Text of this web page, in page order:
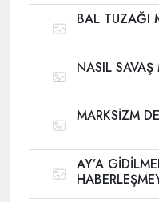
BAL TUZAĞI
NASIL
MARKSİZM
AY’A